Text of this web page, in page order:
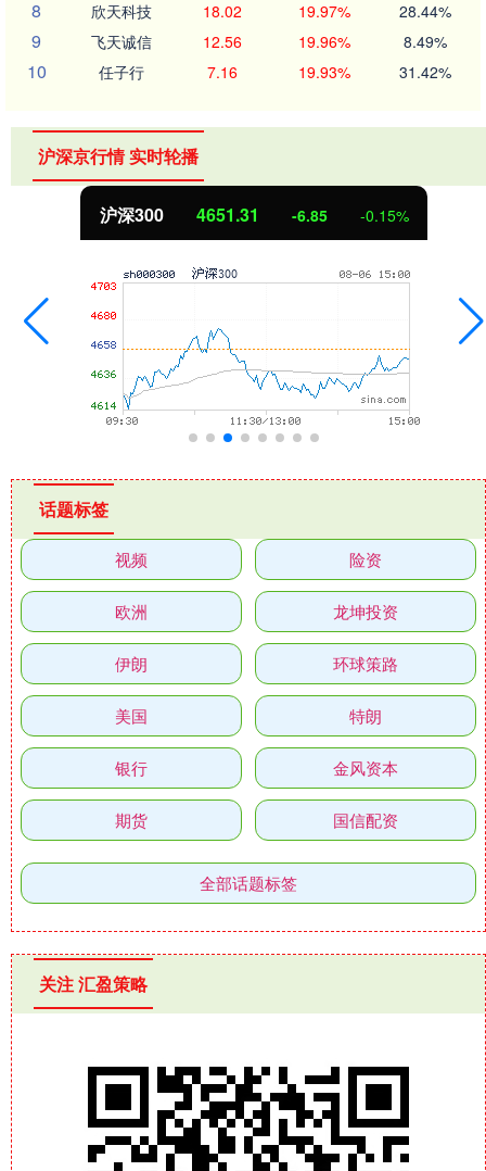
8 欣天科技 18.02 19.97% 28.44%
9 飞天诚信 12.56 19.96% 8.49%
10 任子行 7.16 19.93% 31.42%
沪深京行情 实时轮播
沪深300 4651.31 -6.85 -0.15%
话题标签
视频 险资
欧洲 龙坤投资
伊朗 环球策路
美国 特朗
银行 金风资本
期货 国信配资
全部话题标签
关注 汇盈策略